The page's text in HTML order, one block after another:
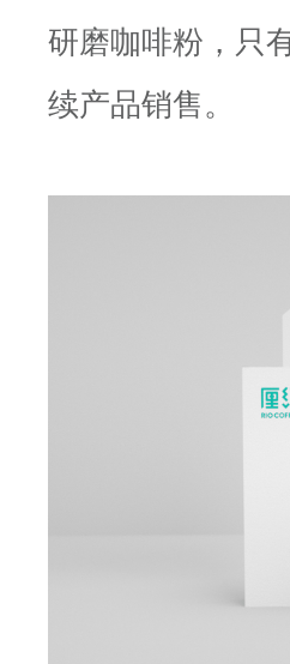
研磨咖啡粉，只
续产品销售。